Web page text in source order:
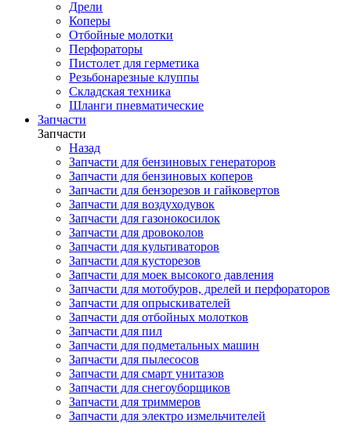
Дрели
Коперы
Отбойные молотки
Перфораторы
Пистолет для герметика
Резьбонарезные клуппы
Складская техника
Шланги пневматические
Запчасти
Запчасти
Назад
Запчасти для бензиновых генераторов
Запчасти для бензиновых коперов
Запчасти для бензорезов и гайковертов
Запчасти для воздуходувок
Запчасти для газонокосилок
Запчасти для дровоколов
Запчасти для культиваторов
Запчасти для кусторезов
Запчасти для моек высокого давления
Запчасти для мотобуров, дрелей и перфораторов
Запчасти для опрыскивателей
Запчасти для отбойных молотков
Запчасти для пил
Запчасти для подметальных машин
Запчасти для пылесосов
Запчасти для смарт унитазов
Запчасти для снегоуборщиков
Запчасти для триммеров
Запчасти для электро измельчителей